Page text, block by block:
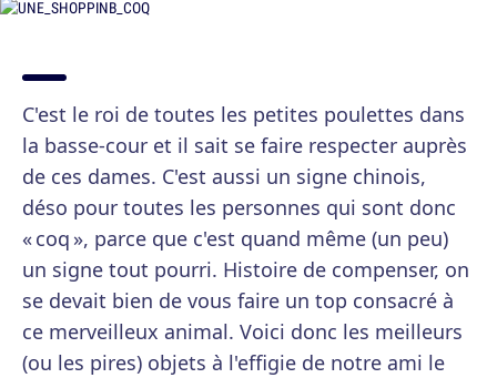
C'est le roi de toutes les petites poulettes dans
la basse-cour et il sait se faire respecter auprès
de ces dames. C'est aussi un signe chinois,
déso pour toutes les personnes qui sont donc
« coq », parce que c'est quand même (un peu)
un signe tout pourri. Histoire de compenser, on
se devait bien de vous faire un top consacré à
ce merveilleux animal. Voici donc les meilleurs
(ou les pires) objets à l'effigie de notre ami le